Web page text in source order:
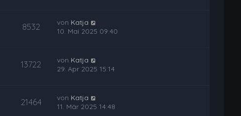
8532 von Katja
10. Mai 2025 09:40
13722 von Katja
29. Apr 2025 15:14
21464 von Katja
11. Mär 2025 14:48